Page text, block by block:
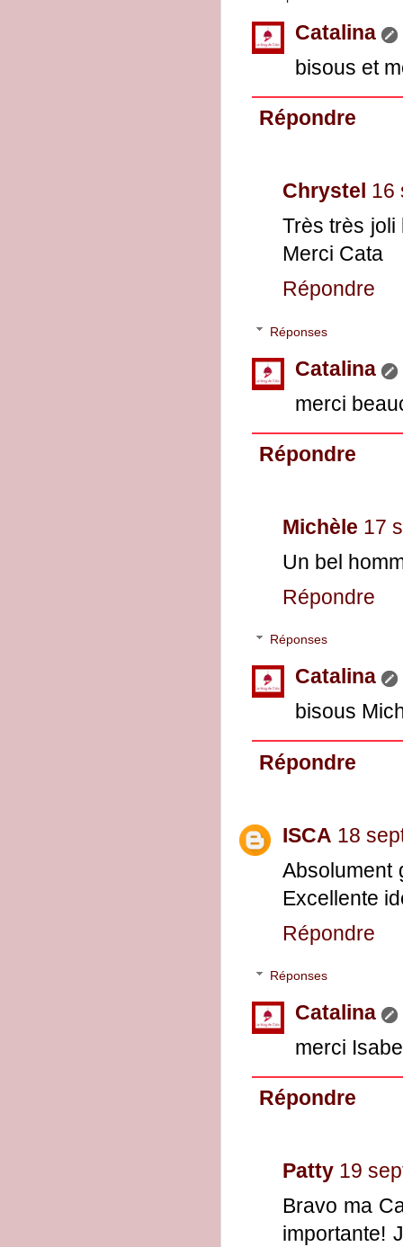
Catalina
bisous et
Répondre
Chrystel 16
Très très
Merci Cata
Répondre
Réponses
Catalina
merci
Répondre
Michèle 17
Un bel
Répondre
Réponses
Catalina
bisous
Répondre
ISCA 18
Absolument
Excellente
Répondre
Réponses
Catalina
merci
Répondre
Patty 19
Bravo ma
importante!